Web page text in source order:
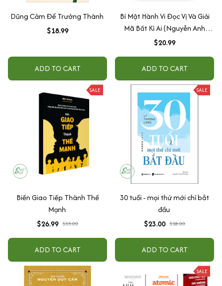
Dũng Cảm Để Trưởng Thành
$18.99
ADD TO CART
Bí Mật Hành Vi Đọc Vị Và Giải
Mã Bất Kì Ai (Nguyễn Anh
Dũng) - SBOOKS
$20.99
ADD TO CART
SALE
Biến Giao Tiếp Thành Thế
Mạnh
$26.99 $35.00
ADD TO CART
SALE
30 tuổi - mọi thứ mới chỉ bắt
đầu
$23.00 $28.00
ADD TO CART
SALE